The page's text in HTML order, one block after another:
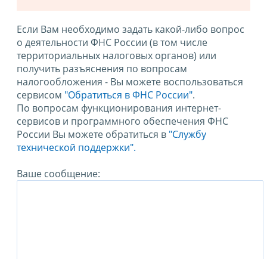
Если Вам необходимо задать какой-либо вопрос
о деятельности ФНС России (в том числе
территориальных налоговых органов) или
получить разъяснения по вопросам
налогообложения - Вы можете воспользоваться
сервисом "Обратиться в ФНС России".
По вопросам функционирования интернет-
сервисов и программного обеспечения ФНС
России Вы можете обратиться в "Службу
технической поддержки".
Ваше сообщение: